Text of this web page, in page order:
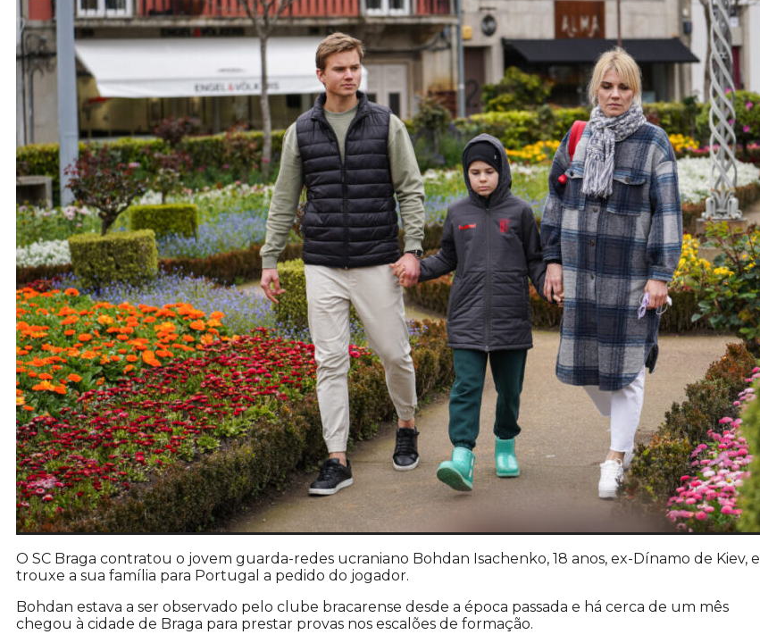
O SC Braga contratou o jovem guarda-redes ucraniano Bohdan Isachenko, 18 anos, ex-Dínamo de Kiev, e
trouxe a sua família para Portugal a pedido do jogador.
Bohdan estava a ser observado pelo clube bracarense desde a época passada e há cerca de um mês
chegou à cidade de Braga para prestar provas nos escalões de formação.